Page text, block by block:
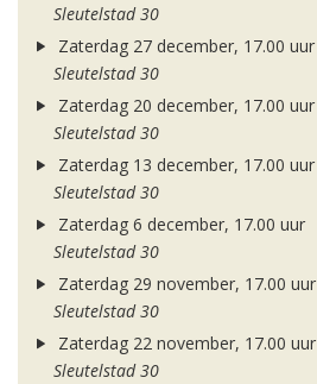
Sleutelstad 30
Zaterdag 27 december, 17.00 uur
Sleutelstad 30
Zaterdag 20 december, 17.00 uur
Sleutelstad 30
Zaterdag 13 december, 17.00 uur
Sleutelstad 30
Zaterdag 6 december, 17.00 uur
Sleutelstad 30
Zaterdag 29 november, 17.00 uur
Sleutelstad 30
Zaterdag 22 november, 17.00 uur
Sleutelstad 30